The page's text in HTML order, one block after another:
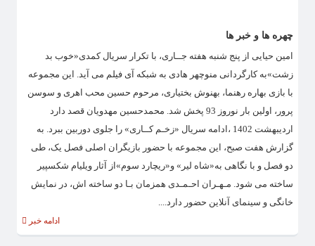
چهره ها و خبر ها
امین حیایی از پنج شنبه هفته جــاری، با تکرار سریال کمدی«خوب بد
زشت»به کارگردانی منوچهر هادی به شبکه آی فیلم می آید. این مجموعه
با بازی بهاره رهنما، بهنوش بختیاری، مرحوم حسین محب اهری و سوسن
پرور، اولین بار نوروز 93 پخش شد. محمدحسین مهدویان قصد دارد
اردیبهشت 1402 ،ادامه سریال «زخـم کــاری» را جلوی دوربین ببرد. به
گزارش هفت صبح، این مجموعه با حضور بازیگران اصلی فصل یک، طی
دو فصل و با نگاهی به«شاه لیر» و«ریچارد سوم»از آثار ویلیام شکسپیر
ساخته می شود. مـهـران احـمـدی همزمان بـا دو ساخته اش، در نمایش
خانگی و سینمای آنلاین حضور دارد....
ادامه خبر